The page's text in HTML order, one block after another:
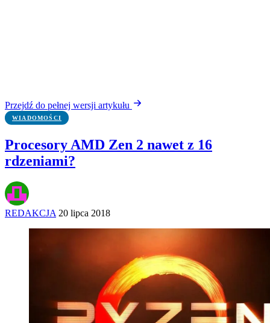
Przejdź do pełnej wersji artykułu
WIADOMOŚCI
Procesory AMD Zen 2 nawet z 16
rdzeniami?
REDAKCJA 20 lipca 2018